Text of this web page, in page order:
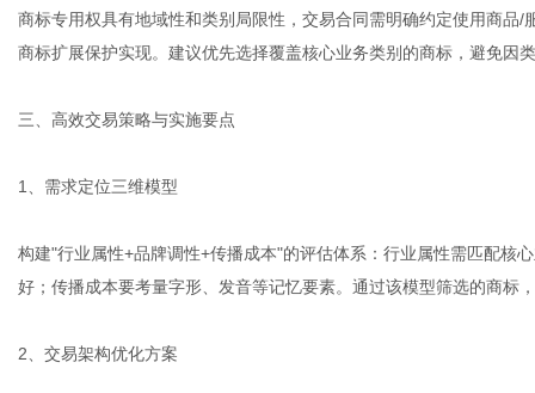
商标专用权具有地域性和类别局限性，交易合同需明确约定使用商品
商标扩展保护实现。建议优先选择覆盖核心业务类别的商标，避免因
三、高效交易策略与实施要点
1、需求定位三维模型
构建"行业属性+品牌调性+传播成本"的评估体系：行业属性需匹配核
好；传播成本要考量字形、发音等记忆要素。通过该模型筛选的商标
2、交易架构优化方案